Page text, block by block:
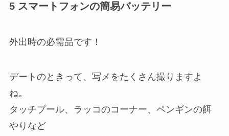
5 スマートフォンの簡易バッテリー
外出時の必需品です！
デートのときって、写メをたくさん撮りますよ
ね。
タッチプール、ラッコのコーナー、ペンギンの餌
やりなど